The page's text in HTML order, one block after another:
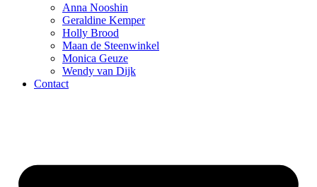
Anna Nooshin
Geraldine Kemper
Holly Brood
Maan de Steenwinkel
Monica Geuze
Wendy van Dijk
Contact